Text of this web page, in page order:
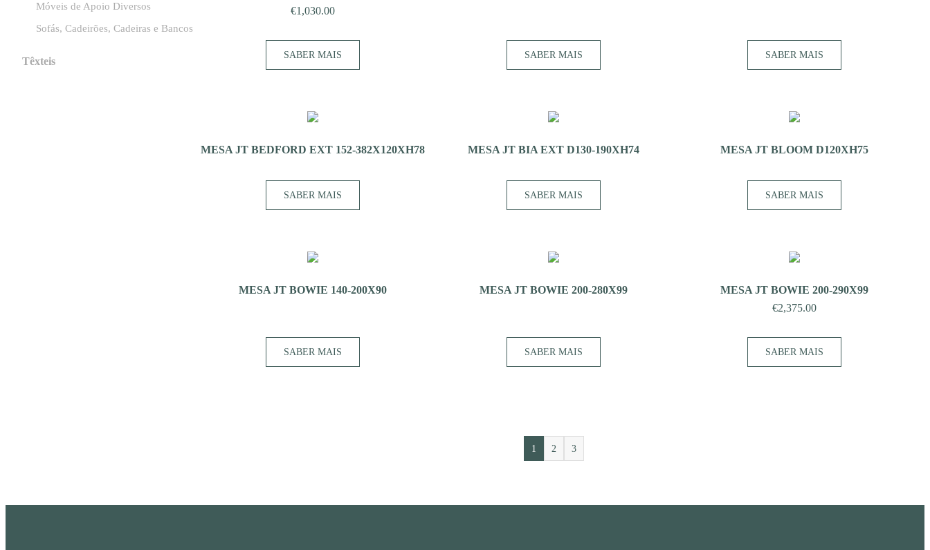
Móveis de Apoio Diversos
Sofás, Cadeirões, Cadeiras e Bancos
Têxteis
€1,030.00
SABER MAIS SABER MAIS SABER MAIS
MESA JT BEDFORD EXT 152-382X120XH78
SABER MAIS
MESA JT BIA EXT D130-190XH74
SABER MAIS
MESA JT BLOOM D120XH75
SABER MAIS
MESA JT BOWIE 140-200X90
SABER MAIS
MESA JT BOWIE 200-280X99
SABER MAIS
MESA JT BOWIE 200-290X99
€2,375.00
SABER MAIS
1 2 3